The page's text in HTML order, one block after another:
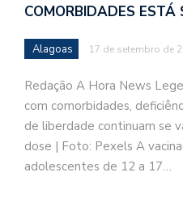
COMORBIDADES ESTÁ
Alagoas 17 de setembro de
Redação A Hora News
com comorbidades,
de liberdade continuam se
dose | Foto: Pexels A
adolescentes de 12 a 17…